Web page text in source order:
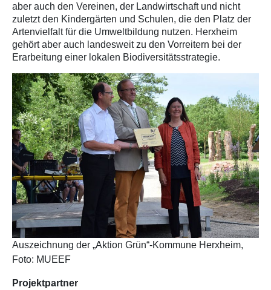
aber auch den Vereinen, der Landwirtschaft und nicht
zuletzt den Kindergärten und Schulen, die den Platz der
Artenvielfalt für die Umweltbildung nutzen. Herxheim
gehört aber auch landesweit zu den Vorreitern bei der
Erarbeitung einer lokalen Biodiversitätsstrategie.
Auszeichnung der „Aktion Grün“-Kommune Herxheim,
Foto: MUEEF
Projektpartner